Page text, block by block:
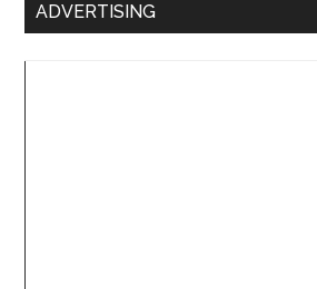
ADVERTISING